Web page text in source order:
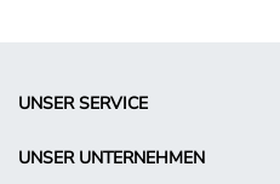
UNSER SERVICE
UNSER UNTERNEHMEN